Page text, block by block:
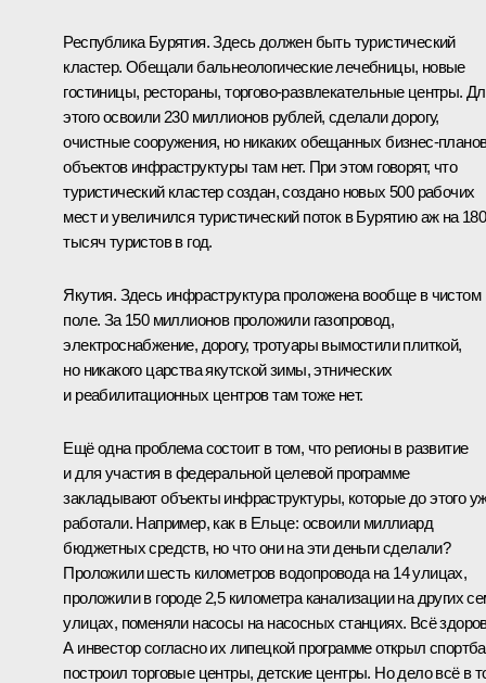
Республика Бурятия. Здесь должен быть туристический
кластер. Обещали бальнеологические лечебницы, новые
гостиницы, рестораны, торгово-развлекательные центры.
этого освоили 230 миллионов рублей, сделали дорогу,
очистные сооружения, но никаких обещанных бизнес-
объектов инфраструктуры там нет. При этом говорят, что
туристический кластер создан, создано новых 500 рабочих
мест и увеличился туристический поток в Бурятию аж на 180
тысяч туристов в год.
Якутия. Здесь инфраструктура проложена вообще в чистом
поле. За 150 миллионов проложили газопровод,
электроснабжение, дорогу, тротуары вымостили плиткой,
но никакого царства якутской зимы, этнических
и реабилитационных центров там тоже нет.
Ещё одна проблема состоит в том, что регионы в развитие
и для участия в федеральной целевой программе
закладывают объекты инфраструктуры, которые до этого
работали. Например, как в Ельце: освоили миллиард
бюджетных средств, но что они на эти деньги сделали?
Проложили шесть километров водопровода на 14 улицах,
проложили в городе 2,5 километра канализации на других
улицах, поменяли насосы на насосных станциях. Всё
А инвестор согласно их липецкой программе открыл
построил торговые центры, детские центры. Но дело всё в